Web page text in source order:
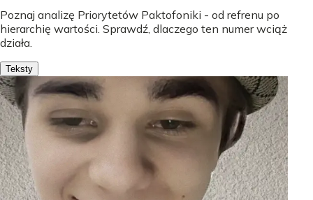
Poznaj analizę Priorytetów Paktofoniki - od refrenu po
hierarchię wartości. Sprawdź, dlaczego ten numer wciąż
działa.
Teksty